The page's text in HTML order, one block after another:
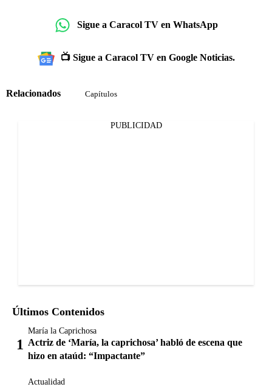
Sigue a Caracol TV en WhatsApp
📺 Sigue a Caracol TV en Google Noticias.
Relacionados Capítulos
PUBLICIDAD
Últimos Contenidos
María la Caprichosa
Actriz de ‘María, la caprichosa’ habló de escena que
hizo en ataúd: “Impactante”
Actualidad